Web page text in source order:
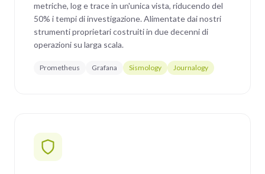
metriche, log e trace in un'unica vista, riducendo del
50% i tempi di investigazione. Alimentate dai nostri
strumenti proprietari costruiti in due decenni di
operazioni su larga scala.
Prometheus Grafana Sismology Journalogy